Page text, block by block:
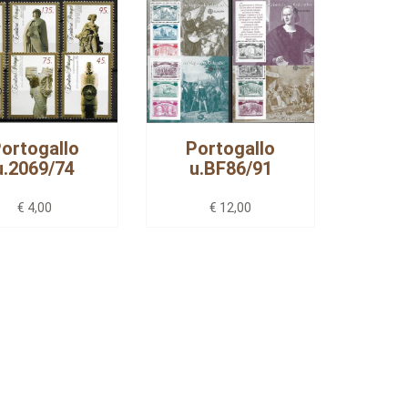
74
€ 4,00
Portogallo
u.BF86/91
€ 12,00